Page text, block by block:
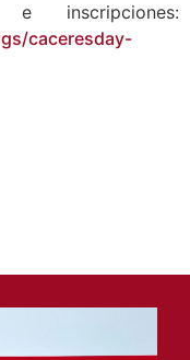
inscripciones:
caceresday-